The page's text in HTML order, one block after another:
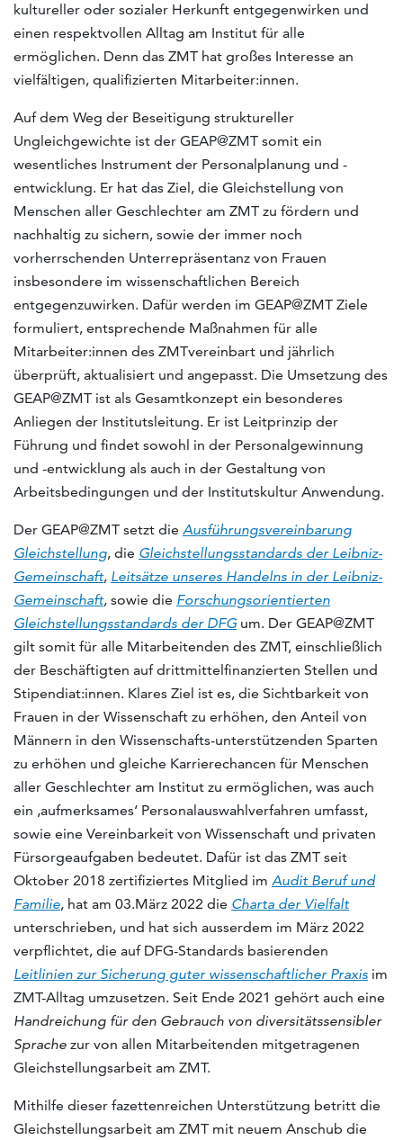
kultureller oder sozialer Herkunft entgegenwirken und
einen respektvollen Alltag am Institut für alle
ermöglichen. Denn das ZMT hat großes Interesse an
vielfältigen, qualifizierten Mitarbeiter:innen.
Auf dem Weg der Beseitigung struktureller
Ungleichgewichte ist der GEAP@ZMT somit ein
wesentliches Instrument der Personalplanung und -
entwicklung. Er hat das Ziel, die Gleichstellung von
Menschen aller Geschlechter am ZMT zu fördern und
nachhaltig zu sichern, sowie der immer noch
vorherrschenden Unterrepräsentanz von Frauen
insbesondere im wissenschaftlichen Bereich
entgegenzuwirken. Dafür werden im GEAP@ZMT Ziele
formuliert, entsprechende Maßnahmen für alle
Mitarbeiter:innen des ZMTvereinbart und jährlich
überprüft, aktualisiert und angepasst. Die Umsetzung des
GEAP@ZMT ist als Gesamtkonzept ein besonderes
Anliegen der Institutsleitung. Er ist Leitprinzip der
Führung und findet sowohl in der Personalgewinnung
und -entwicklung als auch in der Gestaltung von
Arbeitsbedingungen und der Institutskultur Anwendung.
Der GEAP@ZMT setzt die Ausführungsvereinbarung
Gleichstellung, die Gleichstellungsstandards der Leibniz-
Gemeinschaft, Leitsätze unseres Handelns in der Leibniz-
Gemeinschaft, sowie die Forschungsorientierten
Gleichstellungsstandards der DFG um. Der GEAP@ZMT
gilt somit für alle Mitarbeitenden des ZMT, einschließlich
der Beschäftigten auf drittmittelfinanzierten Stellen und
Stipendiat:innen. Klares Ziel ist es, die Sichtbarkeit von
Frauen in der Wissenschaft zu erhöhen, den Anteil von
Männern in den Wissenschafts-unterstützenden Sparten
zu erhöhen und gleiche Karrierechancen für Menschen
aller Geschlechter am Institut zu ermöglichen, was auch
ein ‚aufmerksames‘ Personalauswahlverfahren umfasst,
sowie eine Vereinbarkeit von Wissenschaft und privaten
Fürsorgeaufgaben bedeutet. Dafür ist das ZMT seit
Oktober 2018 zertifiziertes Mitglied im Audit Beruf und
Familie, hat am 03.März 2022 die Charta der Vielfalt
unterschrieben, und hat sich ausserdem im März 2022
verpflichtet, die auf DFG-Standards basierenden
Leitlinien zur Sicherung guter wissenschaftlicher Praxis im
ZMT-Alltag umzusetzen. Seit Ende 2021 gehört auch eine
Handreichung für den Gebrauch von diversitätssensibler
Sprache zur von allen Mitarbeitenden mitgetragenen
Gleichstellungsarbeit am ZMT.
Mithilfe dieser fazettenreichen Unterstützung betritt die
Gleichstellungsarbeit am ZMT mit neuem Anschub die